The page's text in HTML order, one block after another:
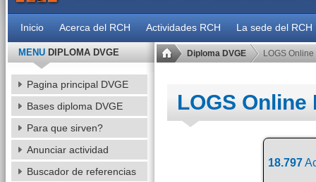
Inicio Acerca del RCH Actividades RCH La sede del RCH
Diploma DVGE LOGS Online
LOGS Online
18.797
MENUDIPLOMA DVGE
Pagina principal DVGE
Bases diploma DVGE
Para que sirven?
Anunciar actividad
Buscador de referencias